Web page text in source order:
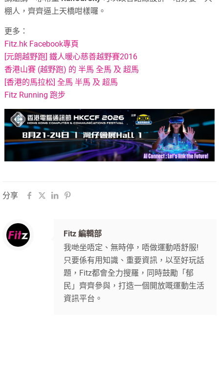
棚人，齊齊逼上天橋咁樣囉。
更多：
Fitz.hk Facebook專頁
[元朗越野跑] 鐵人暖心慈善越野賽2016
香港山賽 (越野跑) 的 半馬 全馬 及 超馬
[香港的馬拉松] 全馬 半馬 及 超馬
Fitz Running 跑步
分享
Fitz 編輯部
我哋坐唔定、無時停，唔做運動唔舒服!
只要係有用知識、重要資訊，以至好玩話
題，Fitz都會全力搜羅，同時鼓勵「郁
民」齊齊參與，打造一個開放嘅運動生活
資訊平台。